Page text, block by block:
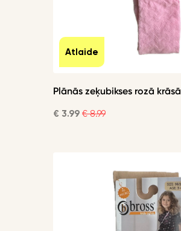
Atlaide
Plānās zeķubikses rozā krāsā
€ 3.99 € 8.99